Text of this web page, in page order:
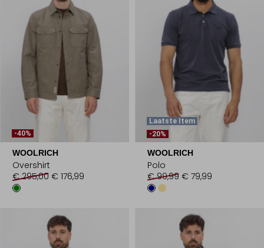
-40%
WOOLRICH
Overshirt
€ 295,00 € 176,99
Laatste Item
-20%
WOOLRICH
Polo
€ 99,99 € 79,99